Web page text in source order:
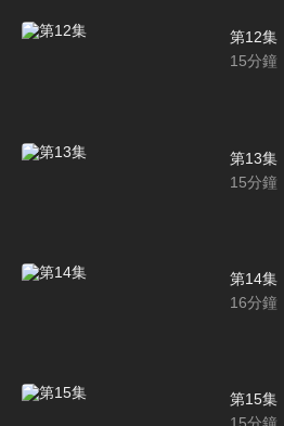
第12集
15分鐘
第13集
15分鐘
第14集
16分鐘
第15集